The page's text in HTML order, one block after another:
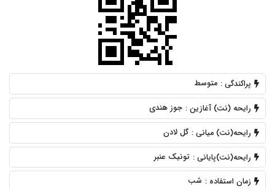
پراکندگی : متوسط
رایحه (نت) آغازین : جوز هندی
رایحه(نت) میانی : گل لادن
رایحه(نت)پایانی : تونیک عنبر
زمان استفاده : شب